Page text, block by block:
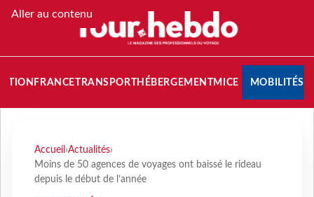
Aller au contenu
FRANCETRANSPORT HÉBERGEMENTMICE MOBILITÉS
Accueil ›Actualités›
Moins de 50 agences de voyages ont baissé le rideau
depuis le début de l’année